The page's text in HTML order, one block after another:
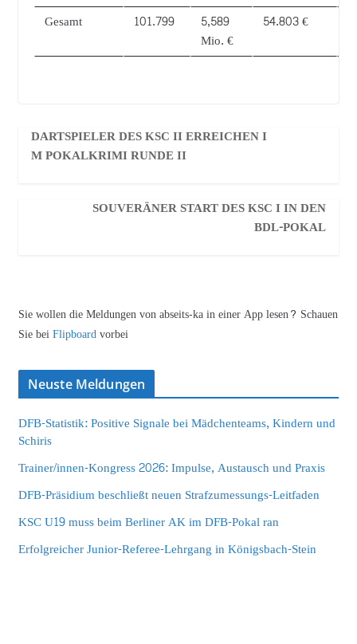
Gesamt 101.799
5,589
Mio. €
54.803 €
DARTSPIELER DES KSC II ERREICHEN I
M POKALKRIMI RUNDE II
SOUVERÄNER START DES KSC I IN DEN
BDL-POKAL
Sie wollen die Meldungen von abseits-ka in einer App lesen? Schauen
Sie beiFlipboardvorbei
Neuste Meldungen
DFB-Statistik: Positive Signale bei Mädchenteams, Kindern und
Schiris
Trainer/innen-Kongress 2026: Impulse, Austausch und Praxis
DFB-Präsidium beschließt neuen Strafzumessungs-Leitfaden
KSC U19 muss beim Berliner AK im DFB-Pokal ran
Erfolgreicher Junior-Referee-Lehrgang in Königsbach-Stein